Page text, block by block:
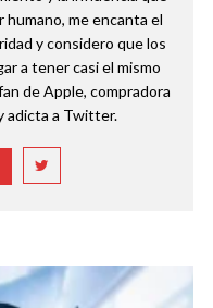
me encanta el
y considero que los
a tener casi el mismo
de Apple, compradora
adicta a Twitter.